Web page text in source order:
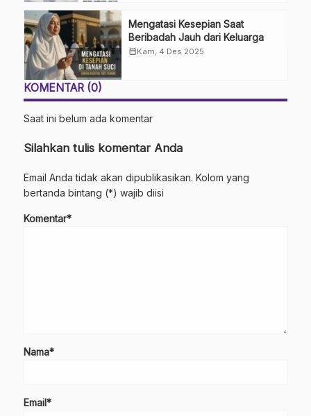
Mengatasi Kesepian Saat
Beribadah Jauh dari Keluarga
calendar_monthKam, 4 Des 2025
KOMENTAR (0)
Saat ini belum ada komentar
Silahkan tulis komentar Anda
Email Anda tidak akan dipublikasikan. Kolom yang
bertanda bintang (*) wajib diisi
Komentar*
Nama*
Email*